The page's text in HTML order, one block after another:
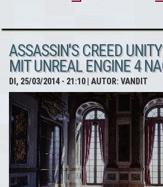
Store
Rabatte auf
Assassin’s
Creed 3 &
DLC’s
ASSASSIN'S CREED
MIT UNREAL ENGINE 4
DI, 25/03/2014 - 21:10| AUTOR:VANDIT